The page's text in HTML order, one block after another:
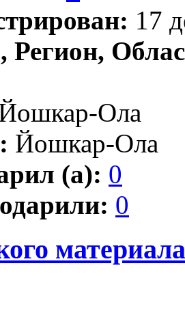
17
Регион,
Ола
Йошкар-Ола
(а): 0
0